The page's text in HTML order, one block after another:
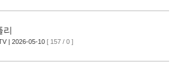
리
| 2026-05-10 [ 157 / 0 ]